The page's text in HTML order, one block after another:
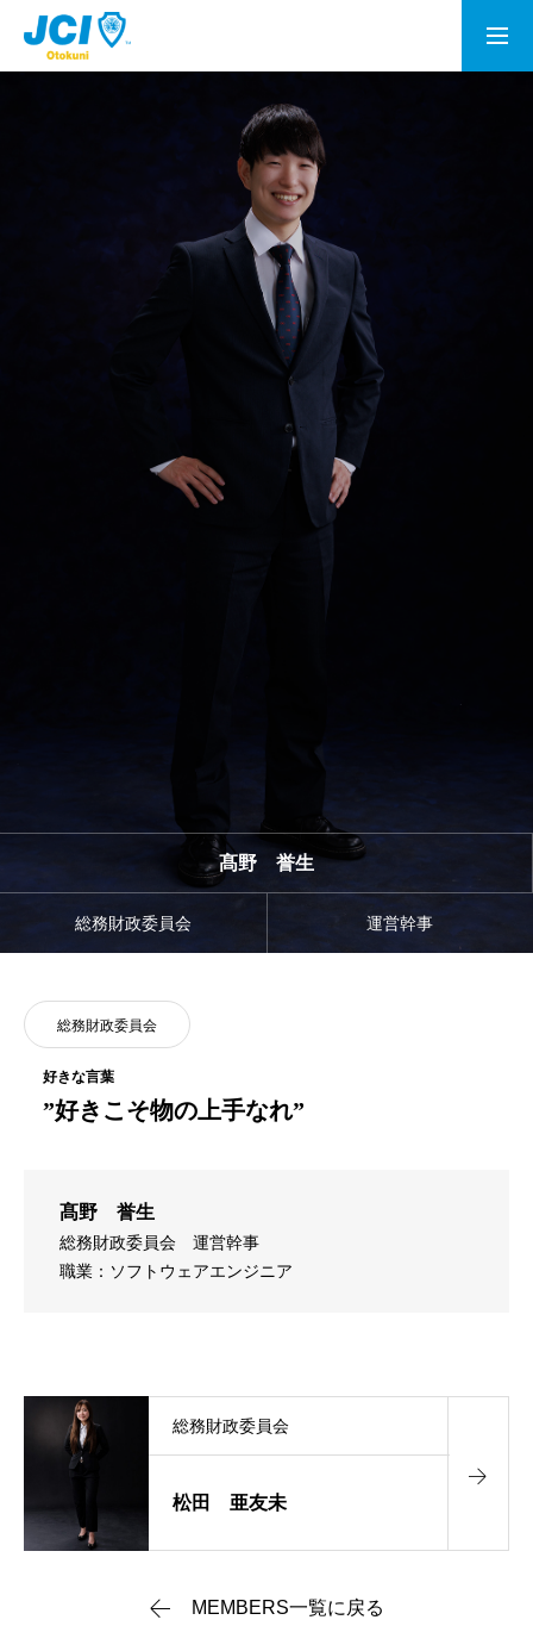
会員募集
髙野 誉生
総務財政委員会 運営幹事
総務財政委員会
”好きこそ物の上手なれ”
髙野 誉生
総務財政委員会
運営幹事
職業：ソフトウェアエンジニア
松田 亜友未
総務財政委員会
MEMBERS一覧に戻る